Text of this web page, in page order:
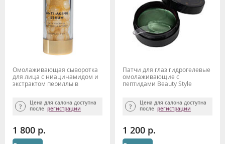
Омолаживающая сыворотка
для лица с ниацинамидом и
экстрактом периллы в
Цена для салона доступна
после регистрации
1 800 р.
Патчи для глаз гидрогелевые
омолаживающие с
пептидами Beauty Style
Цена для салона доступна
после регистрации
1 200 р.